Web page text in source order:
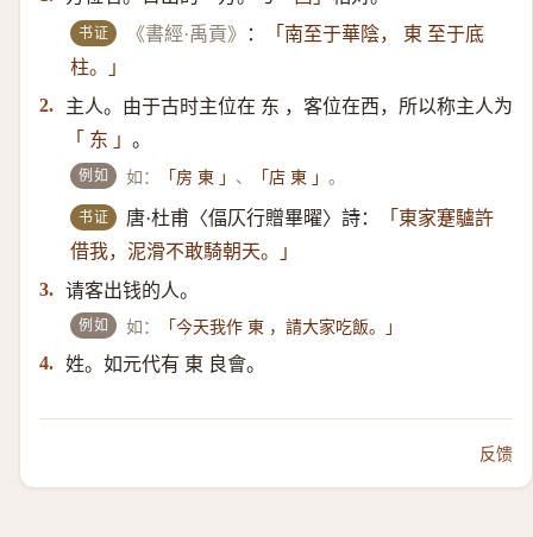
书证 《書經·禹貢》 ：
「南至于華陰， 東 至于底
柱。」
2.
主人。由于古时主位在 东 ，客位在西，所以称主人为
「 东 」 。
例如 如： 「房 東 」 、 「店 東 」。
书证 唐·杜甫〈偪仄行贈畢曜〉詩：
「東家蹇驢許
借我，泥滑不敢騎朝天。」
3. 请客出钱的人。
例如 如： 「今天我作 東 ，請大家吃飯。」
4. 姓。如元代有 東 良會。
反馈